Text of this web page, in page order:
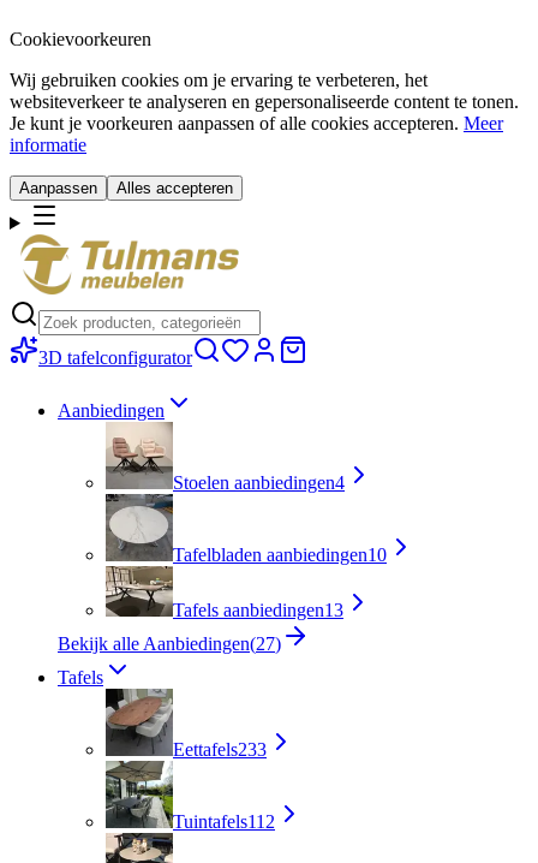
Cookievoorkeuren
Wij gebruiken cookies om je ervaring te verbeteren, het
websiteverkeer te analyseren en gepersonaliseerde content te tonen.
Je kunt je voorkeuren aanpassen of alle cookies accepteren. Meer
informatie
Aanpassen Alles accepteren
3D tafelconfigurator
Aanbiedingen
Stoelen aanbiedingen4
Tafelbladen aanbiedingen10
Tafels aanbiedingen13
Bekijk alle Aanbiedingen(27)
Tafels
Eettafels233
Tuintafels112